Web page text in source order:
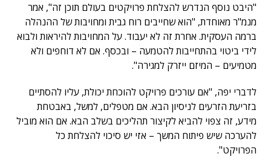
"היבט נוסף הנדרש להצלחת פרויקטים בעולם תוכן זה", אמר
מנמ"ר מאוחדת, "הוא שחייבים רוח גבית ומחויבות של ההנהלה
ברמה העסקית. אחרת זה לא יעבוד. על המחויבות להיראות ולבוא
לידי ביטוי בהתחייבות להטמעה – ובכסף. אם לא דוחפים ולא
מטמיעים – המיזם ייזרק למגירה".
לדברי יפה, "אם עורכים פרויקט להוכחת יכולת, עליו להסתיים
בזריעת הזרעים לניסיון הבא. אם מטפלים, למשל, באבטחת
מידע, זה צפוי להביא לקיצור תהליכים בשלב הבא. אם הוא מוביל
להערכה שיש פיתוח המשך – אזי יש סיכוי להצלחת כל
הפרויקט".